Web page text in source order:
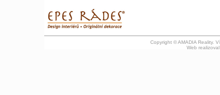
Copyright © AMADIA Reality.
Web